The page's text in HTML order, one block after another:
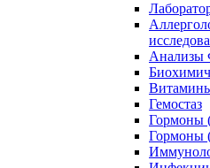
Гемостаз
Гормоны
Гормоны